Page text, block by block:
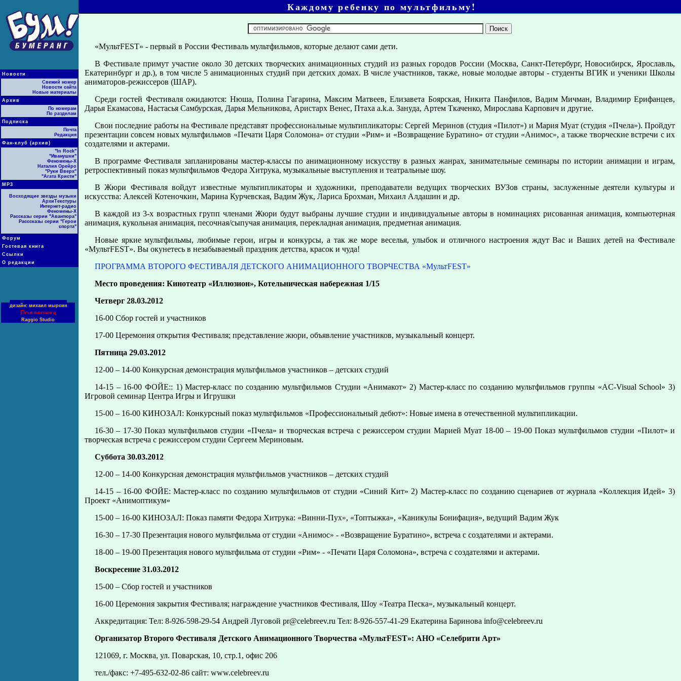
Новости
Свежий номер
Новости сайта
Новые материалы
Архив
По номерам
По разделам
Подписка
Почта
Редакция
Фан-клуб (архив)
"In Rock"
"Иванушки"
Феномены-Х
Наталия Орейро
"Руки Вверх"
"Агата Кристи"
МР3
Восходящие звезды музыки
АрхиТекстуры
Интернет-радио
Феномены-Х
Рассказы серии "Авантюра"
Расссказы серии "Герои
спорта"
Форум
Гостевая книга
Ссылки
О редакции
дизайн: михаил мырсин
Поддержка
Raggio Studio
Каждому ребенку по мультфильму!
«МультFEST» - первый в России Фестиваль мультфильмов, которые делают сами дети.
В Фестивале примут участие около 30 детских творческих анимационных студий из разных городов России (Москва, Санкт-Петербург, Новосибирск, Ярославль,
Екатеринбург и др.), в том числе 5 анимационных студий при детских домах. В числе участников, также, новые молодые авторы - студенты ВГИК и ученики Школы
аниматоров-режиссеров (ШАР).
Среди гостей Фестиваля ожидаются: Нюша, Полина Гагарина, Максим Матвеев, Елизавета Боярская, Никита Панфилов, Вадим Мичман, Владимир Ерифанцев,
Дарья Екамасова, Настасья Самбурская, Дарья Мельникова, Аристарх Венес, Птаха a.k.a. Зануда, Артем Ткаченко, Мирослава Карпович и другие.
Свои последние работы на Фестивале представят профессиональные мультипликаторы: Сергей Меринов (студия «Пилот») и Мария Муат (студия «Пчела»). Пройдут
презентации совсем новых мультфильмов «Печати Царя Соломона» от студии «Рим» и «Возвращение Буратино» от студии «Анимос», а также творческие встречи с их
создателями и актерами.
В программе Фестиваля запланированы мастер-классы по анимационному искусству в разных жанрах, занимательные семинары по истории анимации и играм,
ретроспективный показ мультфильмов Федора Хитрука, музыкальные выступления и театральные шоу.
В Жюри Фестиваля войдут известные мультипликаторы и художники, преподаватели ведущих творческих ВУЗов страны, заслуженные деятели культуры и
искусства: Алексей Котеночкин, Марина Курчевская, Вадим Жук, Лариса Брохман, Михаил Алдашин и др.
В каждой из 3-х возрастных групп членами Жюри будут выбраны лучшие студии и индивидуальные авторы в номинациях рисованная анимация, компьютерная
анимация, кукольная анимация, песочная/сыпучая анимация, перекладная анимация, предметная анимация.
Новые яркие мультфильмы, любимые герои, игры и конкурсы, а так же море веселья, улыбок и отличного настроения ждут Вас и Ваших детей на Фестивале
«МультFEST». Вы окунетесь в незабываемый праздник детства, красок и чуда!
ПРОГРАММА ВТОРОГО ФЕСТИВАЛЯ ДЕТСКОГО АНИМАЦИОННОГО ТВОРЧЕСТВА «МультFEST»
Место проведения: Кинотеатр «Иллюзион», Котельническая набережная 1/15
Четверг 28.03.2012
16-00 Сбор гостей и участников
17-00 Церемония открытия Фестиваля; представление жюри, объявление участников, музыкальный концерт.
Пятница 29.03.2012
12-00 – 14-00 Конкурсная демонстрация мультфильмов участников – детских студий
14-15 – 16-00 ФОЙЕ:: 1) Мастер-класс по созданию мультфильмов Студии «Анимакот» 2) Мастер-класс по созданию мультфильмов группы «AC-Visual School» 3)
Игровой семинар Центра Игры и Игрушки
15-00 – 16-00 КИНОЗАЛ: Конкурсный показ мультфильмов «Профессиональный дебют»: Новые имена в отечественной мультипликации.
16-30 – 17-30 Показ мультфильмов студии «Пчела» и творческая встреча с режиссером студии Марией Муат 18-00 – 19-00 Показ мультфильмов студии «Пилот» и
творческая встреча с режиссером студии Сергеем Мериновым.
Суббота 30.03.2012
12-00 – 14-00 Конкурсная демонстрация мультфильмов участников – детских студий
14-15 – 16-00 ФОЙЕ: Мастер-класс по созданию мультфильмов от студии «Синий Кит» 2) Мастер-класс по созданию сценариев от журнала «Коллекция Идей» 3)
Проект «Анимоптикум»
15-00 – 16-00 КИНОЗАЛ: Показ памяти Федора Хитрука: «Винни-Пух», «Топтыжка», «Каникулы Бонифация», ведущий Вадим Жук
16-30 – 17-30 Презентация нового мультфильма от студии «Анимос» - «Возвращение Буратино», встреча с создателями и актерами.
18-00 – 19-00 Презентация нового мультфильма от студии «Рим» - «Печати Царя Соломона», встреча с создателями и актерами.
Воскресение 31.03.2012
15-00 – Сбор гостей и участников
16-00 Церемония закрытия Фестиваля; награждение участников Фестиваля, Шоу «Театра Песка», музыкальный концерт.
Аккредитация: Тел: 8-926-598-29-54 Андрей Луговой pr@celebreev.ru Тел: 8-926-557-41-29 Екатерина Баринова info@celebreev.ru
Организатор Второго Фестиваля Детского Анимационного Творчества «МультFEST»: АНО «Селебрити Арт»
121069, г. Москва, ул. Поварская, 10, стр.1, офис 206
тел./факс: +7-495-632-02-86 сайт: www.celebreev.ru